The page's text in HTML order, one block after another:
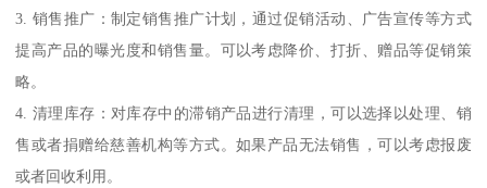
3. 销售推广：制定销售推广计划，通过促销活动、广告宣传等方式
提高产品的曝光度和销售量。可以考虑降价、打折、赠品等促销策
略。
4. 清理库存：对库存中的滞销产品进行清理，可以选择以处理、销
售或者捐赠给慈善机构等方式。如果产品无法销售，可以考虑报废
或者回收利用。